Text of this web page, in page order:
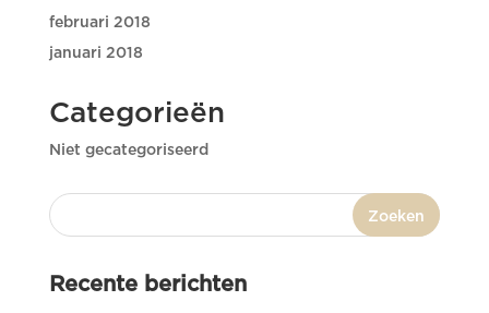
februari 2018
januari 2018
Categorieën
Niet gecategoriseerd
Recente berichten